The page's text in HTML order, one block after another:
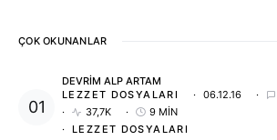
ÇOK OKUNANLAR
DEVRIM ALP ARTAM
LEZZET DOSYALARI
06.12.16
37,7K
9 MIN
LEZZET DOSYALARI